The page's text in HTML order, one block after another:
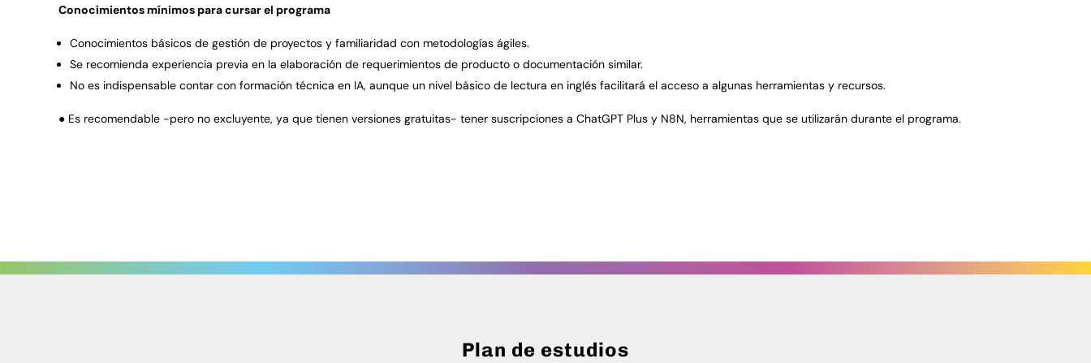
Conocimientos mínimos para cursar el programa
Conocimientos básicos de gestión de proyectos y familiaridad con metodologías ágiles.
Se recomienda experiencia previa en la elaboración de requerimientos de producto o documentación similar.
No es indispensable contar con formación técnica en IA, aunque un nivel básico de lectura en inglés facilitará el acceso a algunas herramientas y recursos.
● Es recomendable -pero no excluyente, ya que tienen versiones gratuitas- tener suscripciones a ChatGPT Plus y N8N, herramientas que se utilizarán durante el programa.
Plan de estudios